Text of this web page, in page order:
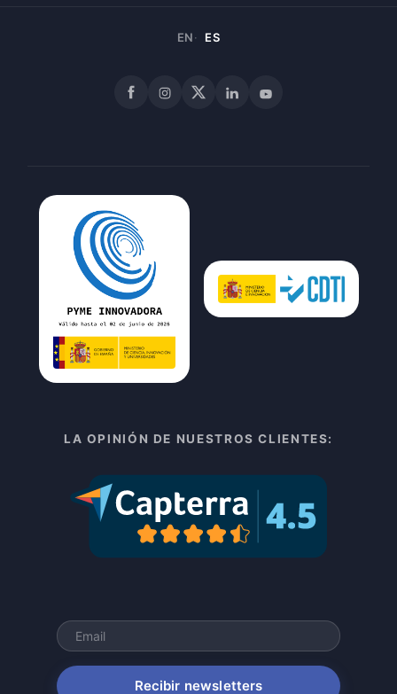
EN ES
FacebookInstagram
X LinkedInYouTube
LA OPINIÓN DE NUESTROS CLIENTES:
Recibir newsletters